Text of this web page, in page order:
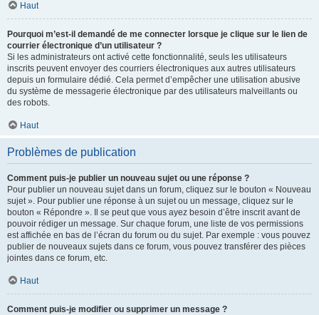
Haut
Pourquoi m’est-il demandé de me connecter lorsque je clique sur le lien de
courrier électronique d’un utilisateur ?
Si les administrateurs ont activé cette fonctionnalité, seuls les utilisateurs
inscrits peuvent envoyer des courriers électroniques aux autres utilisateurs
depuis un formulaire dédié. Cela permet d’empêcher une utilisation abusive
du système de messagerie électronique par des utilisateurs malveillants ou
des robots.
Haut
Problèmes de publication
Comment puis-je publier un nouveau sujet ou une réponse ?
Pour publier un nouveau sujet dans un forum, cliquez sur le bouton « Nouveau
sujet ». Pour publier une réponse à un sujet ou un message, cliquez sur le
bouton « Répondre ». Il se peut que vous ayez besoin d’être inscrit avant de
pouvoir rédiger un message. Sur chaque forum, une liste de vos permissions
est affichée en bas de l’écran du forum ou du sujet. Par exemple : vous pouvez
publier de nouveaux sujets dans ce forum, vous pouvez transférer des pièces
jointes dans ce forum, etc.
Haut
Comment puis-je modifier ou supprimer un message ?